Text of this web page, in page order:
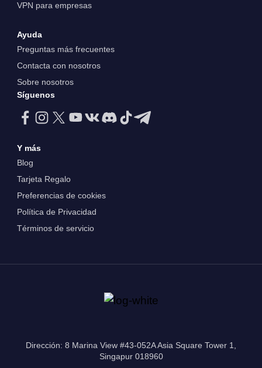
VPN para empresas
Ayuda
Preguntas más frecuentes
Contacta con nosotros
Sobre nosotros
Síguenos
Y más
Blog
Tarjeta Regalo
Preferencias de cookies
Política de Privacidad
Términos de servicio
Dirección: 8 Marina View #43-052A Asia Square Tower 1,
Singapur 018960